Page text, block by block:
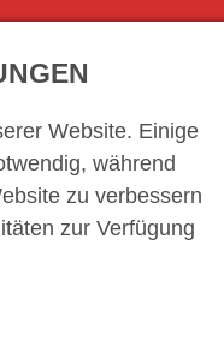
Website. Einige
während
zu verbessern
zur Verfügung